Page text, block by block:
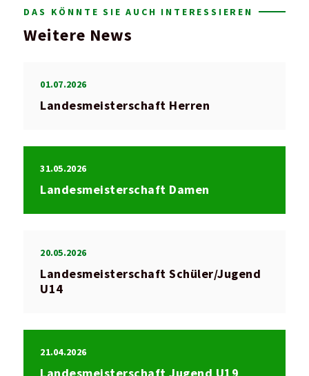
DAS KÖNNTE SIE AUCH INTERESSIEREN
Weitere News
01.07.2026
Landesmeisterschaft Herren
31.05.2026
Landesmeisterschaft Damen
20.05.2026
Landesmeisterschaft Schüler/Jugend
U14
21.04.2026